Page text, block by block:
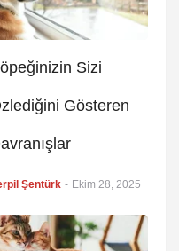
Sizi
Gösteren
Şentürk - Ekim 28, 2025